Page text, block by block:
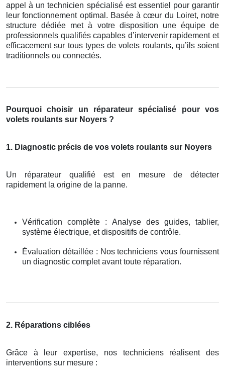
appel à un technicien spécialisé est essentiel pour garantir
leur fonctionnement optimal. Basée à cœur du Loiret, notre
structure dédiée met à votre disposition une équipe de
professionnels qualifiés capables d’intervenir rapidement et
efficacement sur tous types de volets roulants, qu’ils soient
traditionnels ou connectés.
Pourquoi choisir un réparateur spécialisé pour vos
volets roulants sur Noyers ?
1. Diagnostic précis de vos volets roulants sur Noyers
Un réparateur qualifié est en mesure de détecter
rapidement la origine de la panne.
Vérification complète : Analyse des guides, tablier,
système électrique, et dispositifs de contrôle.
Évaluation détaillée : Nos techniciens vous fournissent
un diagnostic complet avant toute réparation.
2. Réparations ciblées
Grâce à leur expertise, nos techniciens réalisent des
interventions sur mesure :